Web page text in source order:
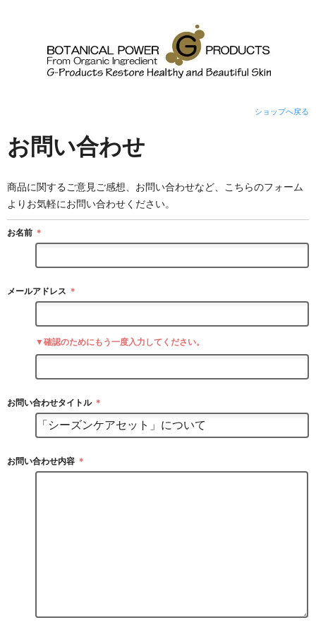
ショップへ戻る
お問い合わせ
商品に関するご意見ご感想、お問い合わせなど、こちらのフォーム
よりお気軽にお問い合わせください。
お名前 ＊
メールアドレス ＊
▼確認のためにもう一度入力してください。
お問い合わせタイトル ＊
お問い合わせ内容 ＊